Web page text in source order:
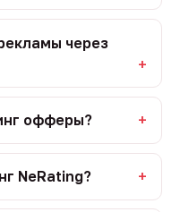
через
офферы?
NeRating?